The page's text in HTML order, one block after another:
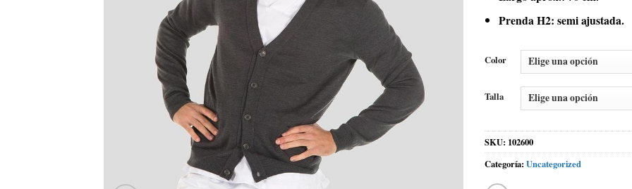
Prenda H2: semi ajustada.
Color
Talla
SKU: 102600
Categoría: Uncategorized